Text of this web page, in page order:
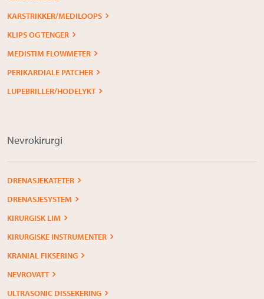
KARSTRIKKER/MEDILOOPS
KLIPS OG TENGER
MEDISTIM FLOWMETER
PERIKARDIALE PATCHER
LUPEBRILLER/HODELYKT
Nevrokirurgi
DRENASJEKATETER
DRENASJESYSTEM
KIRURGISK LIM
KIRURGISKE INSTRUMENTER
KRANIAL FIKSERING
NEVROVATT
ULTRASONIC DISSEKERING